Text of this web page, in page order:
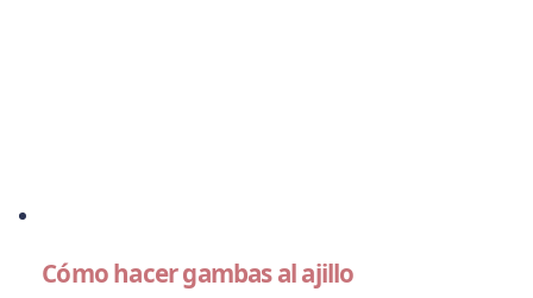
Cómo hacer gambas al ajillo